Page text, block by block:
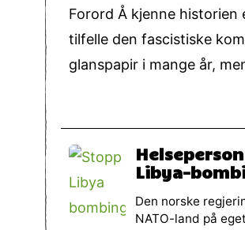
Forord Å kjenne
tilfelle den fascistiske
glanspapir i mange år,
Libya-
Den norske
NATO-land på